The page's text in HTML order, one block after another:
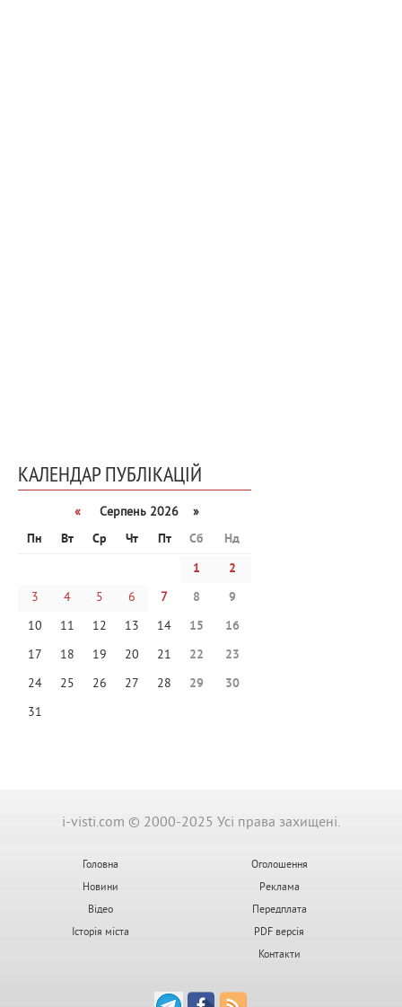
КАЛЕНДАР ПУБЛІКАЦІЙ
«
Серпень 2026 »
Пн
Вт Ср Чт Пт Сб
Нд
1
2
3
4 5 6 7 8
9
10
11 12 13 14 15
16
17
18 19 20 21 22
23
24
25 26 27 28 29
30
31
i-visti.com © 2000-2025 Усі права захищені.
Головна
Новини
Відео
Історія міста
Оголошення
Реклама
Передплата
PDF версія
Контакти